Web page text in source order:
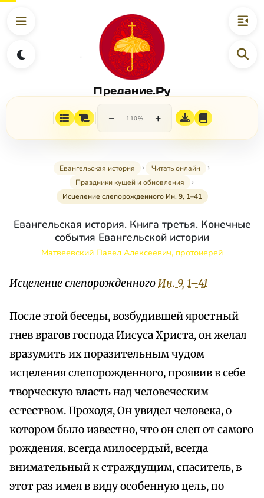
Предание.Ру
− 110% +
Евангельская история
Читать онлайн
Праздники кущей и обновления
Исцеление слепорожденного Ин. 9, 1–41
Евангельская история. Книга третья. Конечные
события Евангельской истории
Матвеевский Павел Алексеевич, протоиерей
Исцеление слепорожденногоИн. 9, 1–41
После этой беседы, возбудившей яростный
гнев врагов господа Иисуса Христа, он желал
вразумить их поразительным чудом
исцеления слепорожденного, проявив в себе
творческую власть над человеческим
естеством. Проходя, Oн увидел человека, о
котором было известно, что он слеп от самого
рождения. всегда милосердый, всегда
внимательный к страждущим, спаситель, в
этот раз имея в виду особенную цель, по